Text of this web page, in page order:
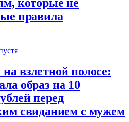
которые не
правила
взлетной полосе:
образ на 10
перед
свиданием с мужем